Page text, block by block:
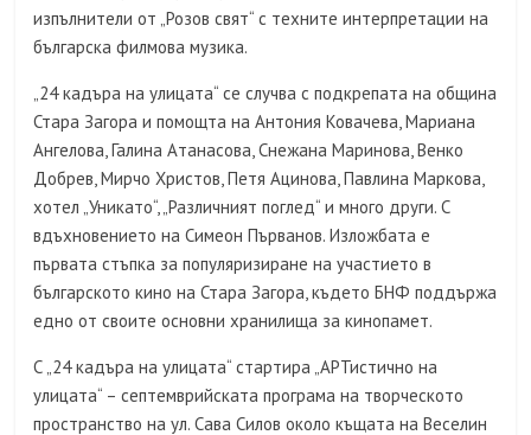
изпълнители от „Розов свят“ с техните интерпретации на
българска филмова музика.
„24 кадъра на улицата“ се случва с подкрепата на община
Стара Загора и помощта на Антония Ковачева, Мариана
Ангелова, Галина Атанасова, Снежана Маринова, Венко
Добрев, Мирчо Христов, Петя Ацинова, Павлина Маркова,
хотел „Уникато“, „Различният поглед“ и много други. С
вдъхновението на Симеон Първанов. Изложбата е
първата стъпка за популяризиране на участието в
българското кино на Стара Загора, където БНФ поддържа
едно от своите основни хранилища за кинопамет.
С „24 кадъра на улицата“ стартира „АРТистично на
улицата“ – септемврийската програма на творческото
пространство на ул. Сава Силов около къщата на Веселин